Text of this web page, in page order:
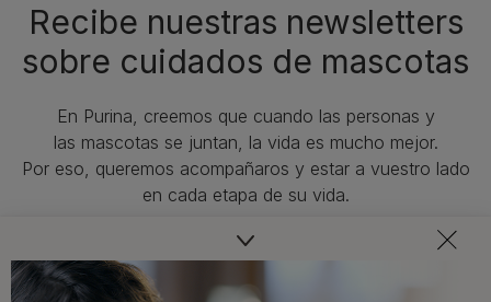
Recibe nuestras newsletters
sobre cuidados de mascotas​
En Purina, creemos que cuando las personas y
las mascotas se juntan, la vida es mucho mejor.
Por eso, queremos acompañaros y estar a vuestro lado
en cada etapa de su vida.​